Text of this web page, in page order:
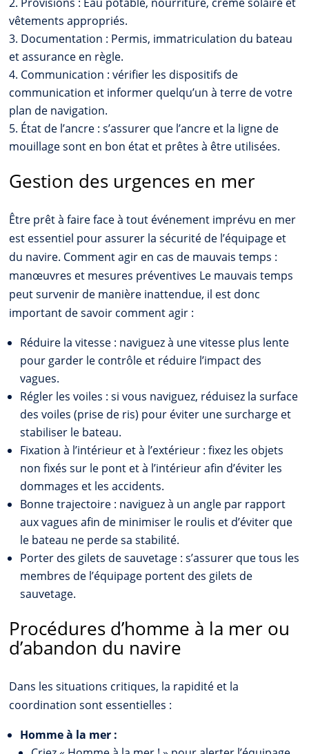
vêtements appropriés.
Documentation : Permis, immatriculation du bateau
et assurance en règle.
Communication : vérifier les dispositifs de
communication et informer quelqu’un à terre de votre
plan de navigation.
État de l’ancre : s’assurer que l’ancre et la ligne de
mouillage sont en bon état et prêtes à être utilisées.
Gestion des urgences en mer
Être prêt à faire face à tout événement imprévu en mer
est essentiel pour assurer la sécurité de l’équipage et
du navire. Comment agir en cas de mauvais temps :
manœuvres et mesures préventives Le mauvais temps
peut survenir de manière inattendue, il est donc
important de savoir comment agir :
Réduire la vitesse : naviguez à une vitesse plus lente
pour garder le contrôle et réduire l’impact des
vagues.
Régler les voiles : si vous naviguez, réduisez la surface
des voiles (prise de ris) pour éviter une surcharge et
stabiliser le bateau.
Fixation à l’intérieur et à l’extérieur : fixez les objets
non fixés sur le pont et à l’intérieur afin d’éviter les
dommages et les accidents.
Bonne trajectoire : naviguez à un angle par rapport
aux vagues afin de minimiser le roulis et d’éviter que
le bateau ne perde sa stabilité.
Porter des gilets de sauvetage : s’assurer que tous les
membres de l’équipage portent des gilets de
sauvetage.
Procédures d’homme à la mer ou
d’abandon du navire
Dans les situations critiques, la rapidité et la
coordination sont essentielles :
Homme à la mer :